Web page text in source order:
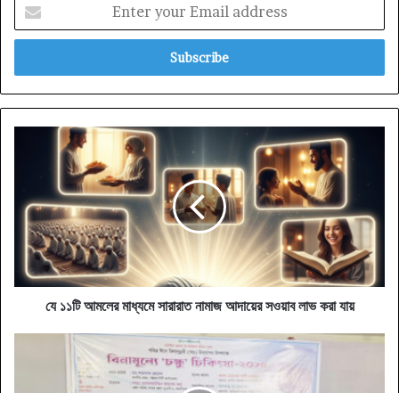
your
Email
সারারাত
নামাজ
আদায়ের
লাভ
যে ১১টি আমলের মাধ্যমে সারারাত নামাজ আদায়ের সওয়াব লাভ করা যায়